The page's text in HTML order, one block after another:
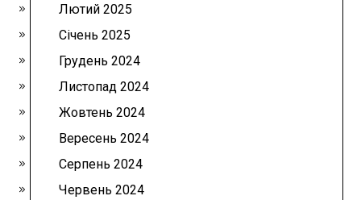
Лютий 2025
Січень 2025
Грудень 2024
Листопад 2024
Жовтень 2024
Вересень 2024
Серпень 2024
Червень 2024